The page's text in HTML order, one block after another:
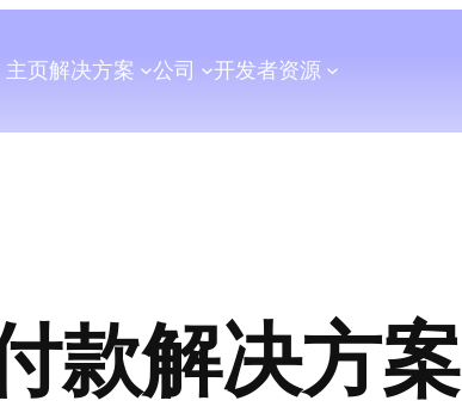
主页解决方案 公司 开发者资源
款解决方案